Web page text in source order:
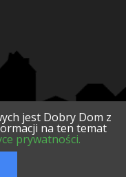
FIRMY
jest Dobry Dom z
na ten temat
prywatności.